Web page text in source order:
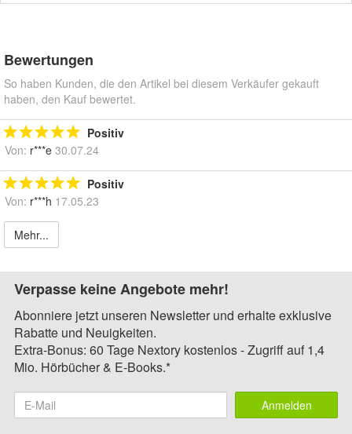
Bewertungen
So haben Kunden, die den Artikel bei diesem Verkäufer gekauft
haben, den Kauf bewertet.
Positiv
Von: r***e 30.07.24
Positiv
Von: r***h 17.05.23
Mehr...
Verpasse keine Angebote mehr!
Abonniere jetzt unseren Newsletter und erhalte exklusive
Rabatte und Neuigkeiten.
Extra-Bonus: 60 Tage Nextory kostenlos - Zugriff auf 1,4
Mio. Hörbücher & E-Books.*
Anmelden